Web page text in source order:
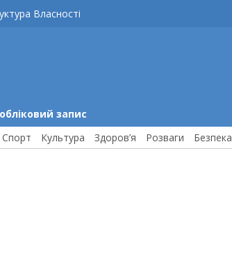
Власності
запис
Спорт Культура Здоров’я Розваги Безпека